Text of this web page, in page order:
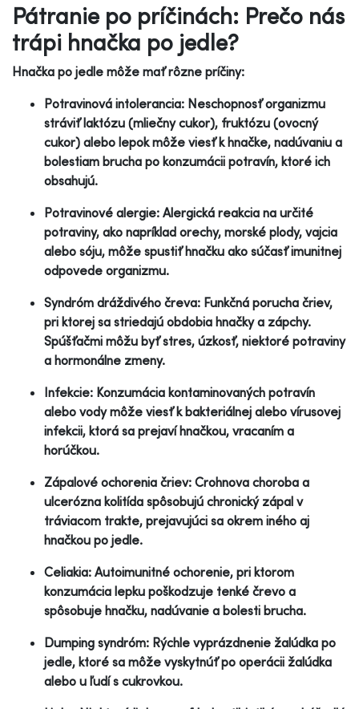
Pátranie po príčinách: Prečo nás
trápi hnačka po jedle?
Hnačka po jedle môže mať rôzne príčiny:
Potravinová intolerancia: Neschopnosť organizmu
stráviť laktózu (mliečny cukor), fruktózu (ovocný
cukor) alebo lepok môže viesť k hnačke, nadúvaniu a
bolestiam brucha po konzumácii potravín, ktoré ich
obsahujú.
Potravinové alergie: Alergická reakcia na určité
potraviny, ako napríklad orechy, morské plody, vajcia
alebo sóju, môže spustiť hnačku ako súčasť imunitnej
odpovede organizmu.
Syndróm dráždivého čreva: Funkčná porucha čriev,
pri ktorej sa striedajú obdobia hnačky a zápchy.
Spúšťačmi môžu byť stres, úzkosť, niektoré potraviny
a hormonálne zmeny.
Infekcie: Konzumácia kontaminovaných potravín
alebo vody môže viesť k bakteriálnej alebo vírusovej
infekcii, ktorá sa prejaví hnačkou, vracaním a
horúčkou.
Zápalové ochorenia čriev: Crohnova choroba a
ulcerózna kolitída spôsobujú chronický zápal v
tráviacom trakte, prejavujúci sa okrem iného aj
hnačkou po jedle.
Celiakia: Autoimunitné ochorenie, pri ktorom
konzumácia lepku poškodzuje tenké črevo a
spôsobuje hnačku, nadúvanie a bolesti brucha.
Dumping syndróm: Rýchle vyprázdnenie žalúdka po
jedle, ktoré sa môže vyskytnúť po operácii žalúdka
alebo u ľudí s cukrovkou.